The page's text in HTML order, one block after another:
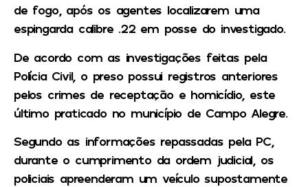
de fogo, após os agentes localizarem uma
espingarda calibre .22 em posse do investigado.
De acordo com as investigações feitas pela
Polícia Civil, o preso possui registros anteriores
pelos crimes de receptação e homicídio, este
último praticado no município de Campo Alegre.
Segundo as informações repassadas pela PC,
durante o cumprimento da ordem judicial, os
policiais apreenderam um veículo supostamente